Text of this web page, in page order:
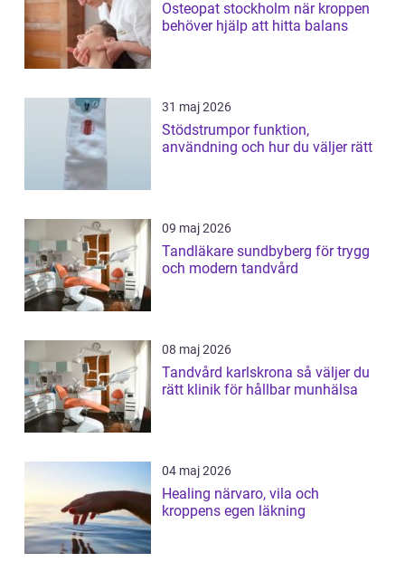
Osteopat stockholm när kroppen
behöver hjälp att hitta balans
31 maj 2026
Stödstrumpor funktion,
användning och hur du väljer rätt
09 maj 2026
Tandläkare sundbyberg för trygg
och modern tandvård
08 maj 2026
Tandvård karlskrona så väljer du
rätt klinik för hållbar munhälsa
04 maj 2026
Healing närvaro, vila och
kroppens egen läkning